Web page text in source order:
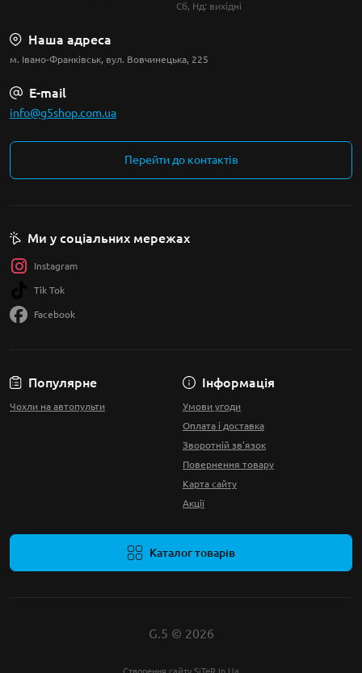
Сб, Нд: вихідні
Наша адреса
м. Івано-Франківськ, вул. Вовчинецька, 225
E-mail
info@g5shop.com.ua
Перейти до контактів
Популярне
Чохли на автопульти
Інформація
Умови угоди
Оплата і доставка
Зворотній зв'язок
Повернення товару
Карта сайту
Акції
Каталог товарів
Ми у соціальних мережах
Instagram
Tik Tok
Facebook
G.5 © 2026